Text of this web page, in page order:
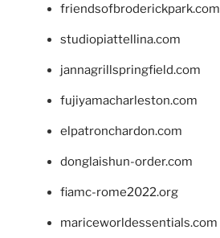
friendsofbroderickpark.com
studiopiattellina.com
jannagrillspringfield.com
fujiyamacharleston.com
elpatronchardon.com
donglaishun-order.com
fiamc-rome2022.org
mariceworldessentials.com